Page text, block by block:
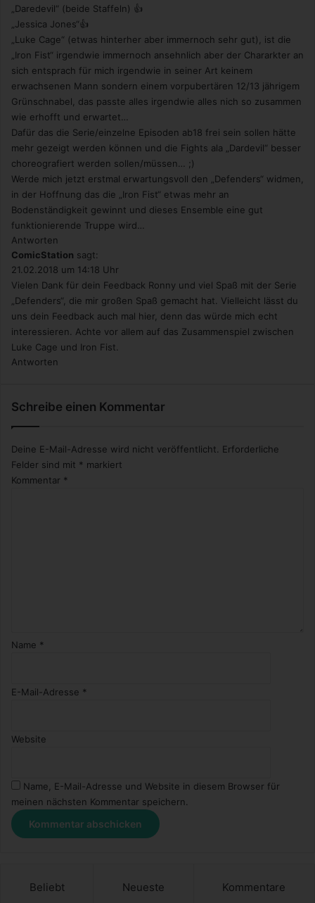
„Daredevil“ (beide Staffeln) 👍
„Jessica Jones“👍
„Luke Cage“ (etwas hinterher aber immernoch sehr gut), ist die
„Iron Fist“ irgendwie immernoch ansehnlich aber der Chararkter an
sich entsprach für mich irgendwie in seiner Art keinem
erwachsenen Mann sondern einem vorpubertären 12/13 jährigem
Grünschnabel, das passte alles irgendwie alles nich so zusammen
wie erhofft und erwartet…
Dafür das die Serie/einzelne Episoden ab18 frei sein sollen hätte
mehr gezeigt werden können und die Fights ala „Dardevil“ besser
choreografiert werden sollen/müssen… ;)
Werde mich jetzt erstmal erwartungsvoll den „Defenders“ widmen,
in der Hoffnung das die „Iron Fist“ etwas mehr an
Bodenständigkeit gewinnt und dieses Ensemble eine gut
funktionierende Truppe wird…
Antworten
ComicStation sagt:
21.02.2018 um 14:18 Uhr
Vielen Dank für dein Feedback Ronny und viel Spaß mit der Serie
„Defenders“, die mir großen Spaß gemacht hat. Vielleicht lässt du
uns dein Feedback auch mal hier, denn das würde mich echt
interessieren. Achte vor allem auf das Zusammenspiel zwischen
Luke Cage und Iron Fist.
Antworten
Schreibe einen Kommentar
Deine E-Mail-Adresse wird nicht veröffentlicht. Erforderliche
Felder sind mit * markiert
Kommentar *
Name *
E-Mail-Adresse *
Website
Name, E-Mail-Adresse und Website in diesem Browser für
meinen nächsten Kommentar speichern.
Beliebt Neueste Kommentare